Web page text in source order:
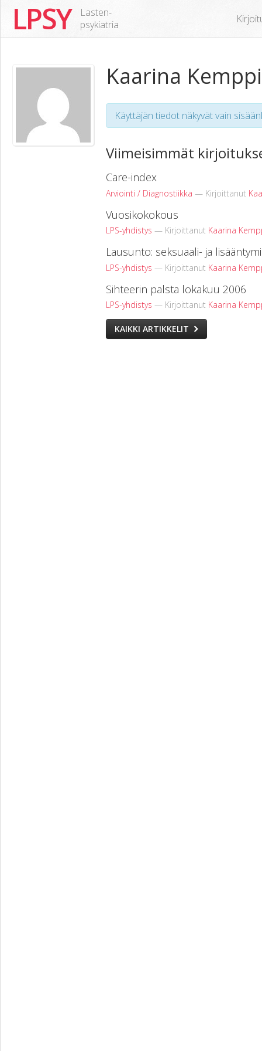
LPSY
Lasten-
psykiatria
Kaarina
Käyttäjän tiedot näkyvät vain
Viimeisimmät
Care-index
Arviointi / Diagnostiikka — Kirjoittanut
Vuosikokokous
LPS-yhdistys — Kirjoittanut Kaarina
Lausunto: seksuaali- ja
LPS-yhdistys — Kirjoittanut Kaarina
Sihteerin palsta lokakuu 2006
LPS-yhdistys — Kirjoittanut Kaarina
KAIKKI ARTIKKELIT